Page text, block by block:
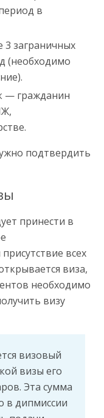
в
3 заграничных
(необходимо
— гражданин
подтвердить
принести в
всех
виза,
необходимо
визу
визовый
визы его
Эта сумма
в дипмиссии